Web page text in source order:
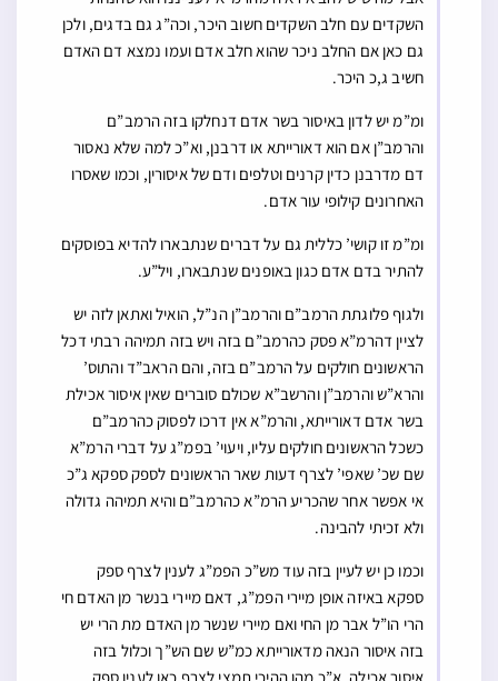
השקדים עם חלב השקדים חשוב היכר, וכה”ג גם בדגים, ולכן
גם כאן אם החלב ניכר שהוא חלב אדם ועמו נמצא דם האדם
חשיב ג,כ היכר.
ומ”מ יש לדון באיסור בשר אדם דנחלקו בזה הרמב”ם
והרמב”ן אם הוא דאורייתא או דרבנן, וא”כ למה שלא נאסור
דם מדרבנן כדין קרנים וטלפים ודם של איסורין, וכמו שאסרו
האחרונים קילופי עור אדם.
ומ”מ זו קושי’ כללית גם על דברים שנתבארו להדיא בפוסקים
להתיר בדם אדם כגון באופנים שנתבארו, ויל”ע.
ולגוף פלוגתת הרמב”ם והרמב”ן הנ”ל, הואיל ואתאן לזה יש
לציין דהרמ”א פסק כהרמב”ם בזה ויש בזה תמיהה רבתי דכל
הראשונים חולקים על הרמב”ם בזה, והם הראב”ד והתוס’
והרא”ש והרמב”ן והרשב”א שכולם סוברים שאין איסור אכילת
בשר אדם דאורייתא, והרמ”א אין דרכו לפסוק כהרמב”ם
כשכל הראשונים חולקים עליו, ויעוי’ בפמ”ג על דברי הרמ”א
שם שכ’ שאפי’ לצרף דעות שאר הראשונים לספק ספקא ג”כ
אי אפשר אחר שהכריע הרמ”א כהרמב”ם והיא תמיהה גדולה
ולא זכיתי להבינה.
וכמו כן יש לעיין בזה עוד מש”כ הפמ”ג לענין לצרף ספק
ספקא באיזה אופן מיירי הפמ”ג, דאם מיירי בנשר מן האדם חי
הרי הו”ל אבר מן החי ואם מיירי שנשר מן האדם מת הרי יש
בזה איסור הנאה מדאורייתא כמ”ש שם הש”ך וכלול בזה